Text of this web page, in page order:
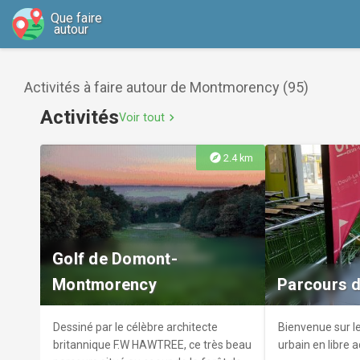
Que faire
autour
Activités à faire autour de Montmorency (95)
ActivitésVoir tout chevron_right
explore 2.4 km
Golf de Domont-
Montmorency
Dessiné par le célèbre architecte
britannique F.W HAWTREE, ce très beau
Parcours
Bienvenue sur
urbain en libre